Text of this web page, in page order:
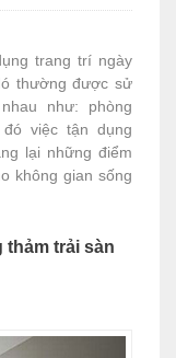
trang trí ngày
thường được sử
như: phòng
việc tận dụng
lại những điểm
không gian sống
trải sàn